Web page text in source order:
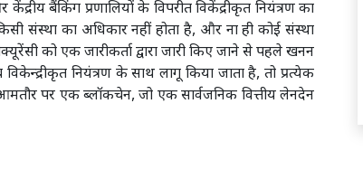
बैंकिंग प्रणालियों के विपरीत विकेंद्रीकृत नियंत्रण का
संस्था का अधिकार नहीं होता है, और ना ही कोई संस्था
को एक जारीकर्ता द्वारा जारी किए जाने से पहले खनन
नियंत्रण के साथ लागू किया जाता है, तो प्रत्येक
पर एक ब्लॉकचेन, जो एक सार्वजनिक वित्तीय लेनदेन